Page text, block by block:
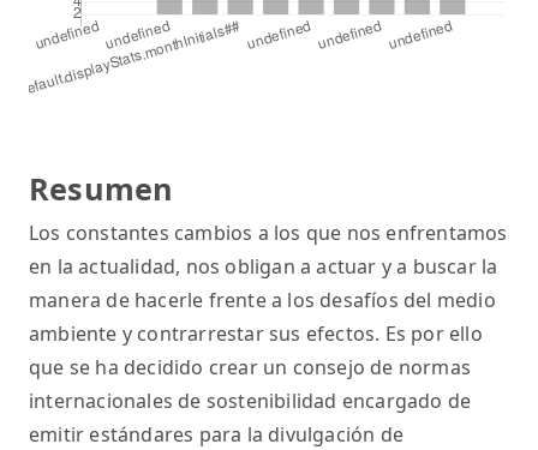
Resumen
Los constantes cambios a los que nos enfrentamos
en la actualidad, nos obligan a actuar y a buscar la
manera de hacerle frente a los desafíos del medio
ambiente y contrarrestar sus efectos. Es por ello
que se ha decidido crear un consejo de normas
internacionales de sostenibilidad encargado de
emitir estándares para la divulgación de